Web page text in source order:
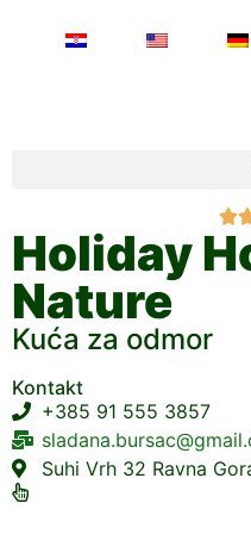

Holiday
Nature
Kuća za odmor
Kontakt
+385 91 555 3857
Suhi Vrh 32 Ravna